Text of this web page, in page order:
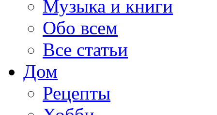
Музыка и книги
Обо всем
Все статьи
Дом
Рецепты